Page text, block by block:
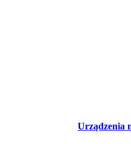
Urządzenia